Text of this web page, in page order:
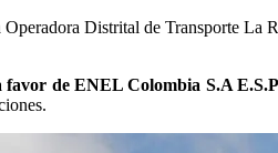
Distrital de Transporte La
favor de ENEL Colombia S.A